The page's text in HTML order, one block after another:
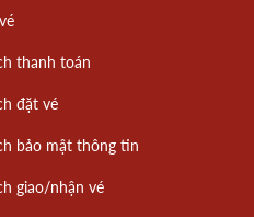
thanh toán
đặt vé
bảo mật thông tin
giao/nhận vé